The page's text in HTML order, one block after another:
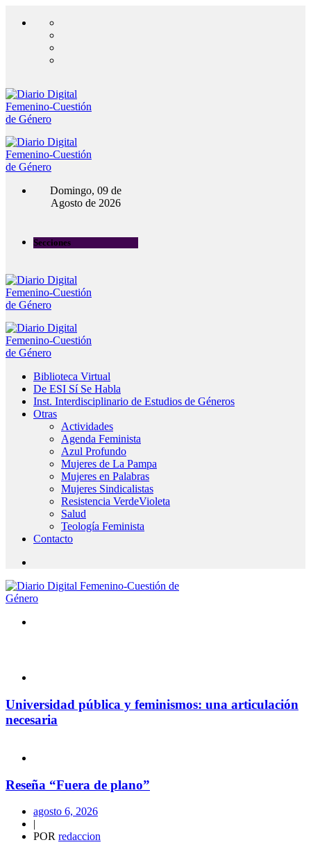
Domingo, 09 de
Agosto de 2026
Secciones
Biblioteca Virtual
De ESI Sí Se Habla
Inst. Interdisciplinario de Estudios de Géneros
Otras
Actividades
Agenda Feminista
Azul Profundo
Mujeres de La Pampa
Mujeres en Palabras
Mujeres Sindicalistas
Resistencia VerdeVioleta
Salud
Teología Feminista
Contacto
Universidad pública y feminismos: una articulación
necesaria
Reseña “Fuera de plano”
agosto 6, 2026
|
POR redaccion